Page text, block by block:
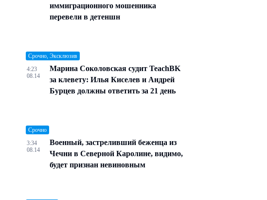
иммиграционного мошенника
перевели в детеншн
Срочно, Эксклюзив
4:23
08.14
Марина Соколовская судит TeachBK
за клевету: Илья Киселев и Андрей
Бурцев должны ответить за 21 день
Срочно
3:34
08.14
Военный, застреливший беженца из
Чечни в Северной Каролине, видимо,
будет признан невиновным